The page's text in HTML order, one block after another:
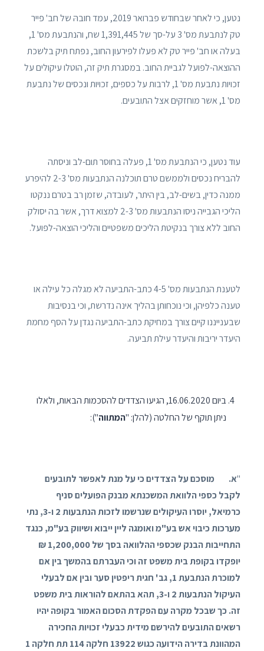
נטען, כי לאחר שבחודש פברואר 2019, עמד חובהּ של חב' פייר
טק לנתבעת מס' 3 על-סך של 1,391,445 שח, והנתבעת מס' 1,
בעלה או חב' פייר טק לא פעלו לפירעון החוב, נפתח תיק בלשכת
ההוצאה-לפועל לגביית החוב. במסגרת תיק זה, הוטלו עיקולים על
זכויות נתבעת מס' 1, לרבות על כספים, זכויות ונכסים של נתבעת
מס' 1, אשר מוחזקים אצל התובעים.
עוד נטען, כי הנתבעת מס' 1, פעלה בחוסר תום-לב וניסתה
להבריח נכסים ולממשם טרם תוכלנה הנתבעות מס' 2-3 להיפרע
ממנה כדין, בשים-לב, בין היתר, לעובדה, שזמן רב בטרם ננקטו
הליכי הגבייה ניסו הנתבעות מס' 2-3 למצוא דרך, אשר בה יסולק
החוב ללא צורך בנקיטת הליכים משפטיים והליכי הוצאה-לפועל.
לטענת הנתבעות מס' 4-5 כתב-התביעה לא מגלה כל עילה או
טענה כלפיהן, וכי נוכחותן בהליך אינה נדרשת, וכי בנסיבות
שבענייננו קיים צורך במחיקת כתב-התביעה נגדן על הסף מחמת
היעדר יריבות והיעדר עילת תביעה.
ביום 16.06.2020, הגיעו הצדדים להסכמות הבאות, ולאלו
ניתן תוקף של החלטה (להלן: "המתווה"):
"א. מוסכם על הצדדים כי על מנת לאפשר לתובעים
לקבל כספי הלוואת המשכנתא מבנק הפועלים סניף
כרמיאל, יוסרו העיקולים שנרשמו לזכות הנתבעות 2 ו-3, נתי
מערכות כיבוי אש בע"מ ואומגה ליין ייבוא ושיווק בע"מ, כנגד
התחייבות הבנק שכספי ההלוואה בסך של 1,200,000 ₪
יופקדו בקופת בית משפט זה וכי העברתם בהמשך בין אם
למוכרת הנתבעת 1, גב' חגית ריפטין סער ובין אם לבעלי
העיקול הנתבעות 2 ו-3, תהא בהתאם להוראות בית משפט
זה. כך שבכל מקרה עם הפקדת הסכום האמור בקופה יהיו
רשאים התובעים להירשם מידית כבעלי זכויות החכירה
המהוונת בדירה הידועה כגוש 13922 חלקה 114 תת חלקה 1